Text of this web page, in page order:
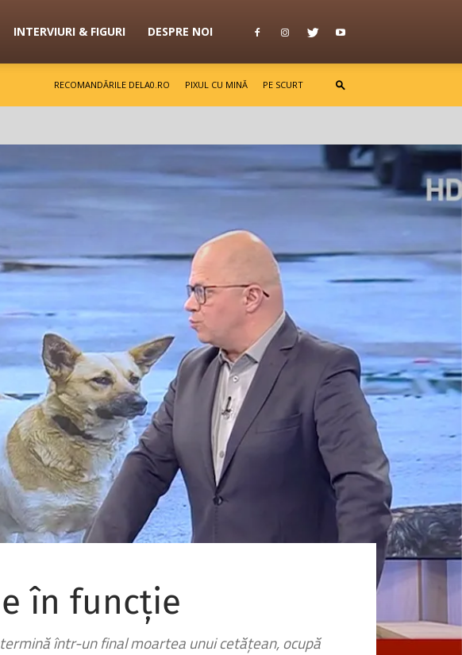
INTERVIURI & FIGURI DESPRE NOI
RECOMANDĂRILE DELA0.RO PIXUL CU MINĂ PE SCURT
în funcție
într-un final moartea unui cetățean, ocupă